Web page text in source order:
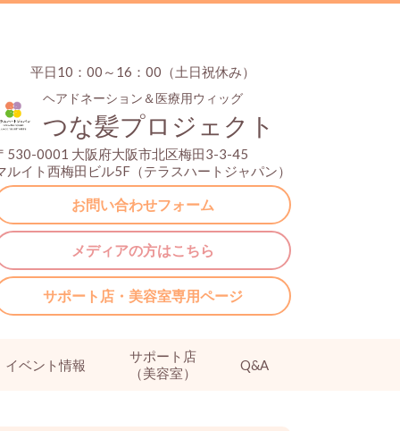
平日10：00～16：00（土日祝休み）
ヘアドネーション＆医療用ウィッグ
つな髪プロジェクト
530-0001 大阪府大阪市北区梅田3-3-45
ルイト西梅田ビル5F（テラスハートジャパン）
お問い合わせフォーム
メディアの方はこちら
サポート店・美容室専用ページ
イベント情報
サポート店
（美容室）
Q&A